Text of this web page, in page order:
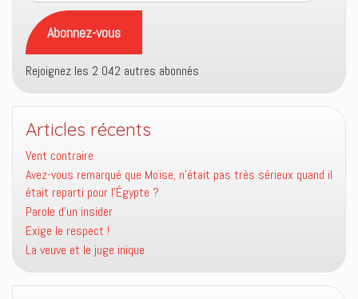
mail
Abonnez-vous
Rejoignez les 2 042 autres abonnés
Articles récents
Vent contraire
Avez-vous remarqué que Moïse, n’était pas très sérieux quand il
était reparti pour l’Égypte ?
Parole d’un insider
Exige le respect !
La veuve et le juge inique